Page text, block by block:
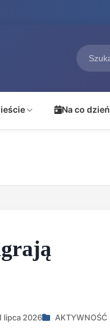
Na co dzień
lipca 2026 AKTYWNOŚĆ